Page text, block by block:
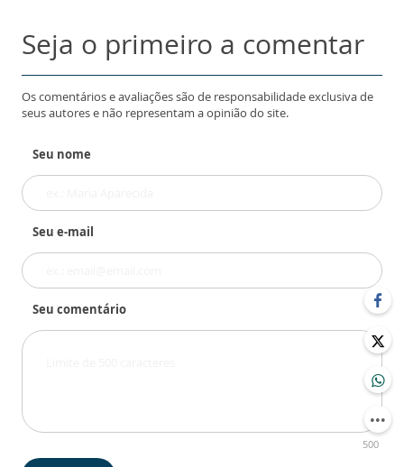
Seja o primeiro a comentar
Os comentários e avaliações são de responsabilidade exclusiva de
seus autores e não representam a opinião do site.
Seu nome
Seu e-mail
Seu comentário
500